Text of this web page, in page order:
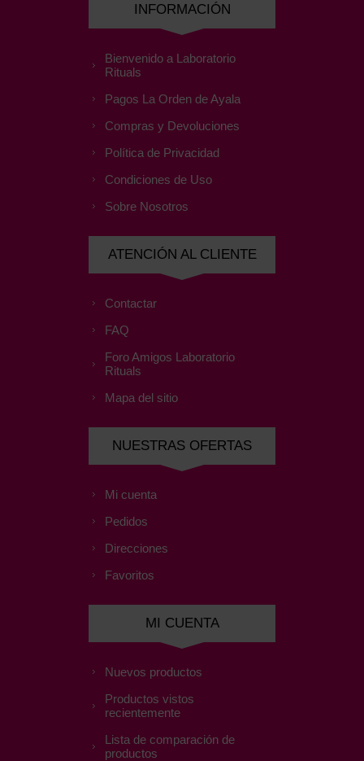
INFORMACIÓN
Bienvenido a Laboratorio
Rituals
Pagos La Orden de Ayala
Compras y Devoluciones
Política de Privacidad
Condiciones de Uso
Sobre Nosotros
ATENCIÓN AL CLIENTE
Contactar
FAQ
Foro Amigos Laboratorio
Rituals
Mapa del sitio
NUESTRAS OFERTAS
Mi cuenta
Pedidos
Direcciones
Favoritos
MI CUENTA
Nuevos productos
Productos vistos
recientemente
Lista de comparación de
productos